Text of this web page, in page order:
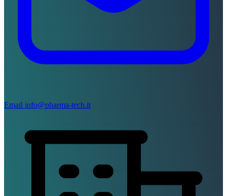
Email info@pharma-tech.it